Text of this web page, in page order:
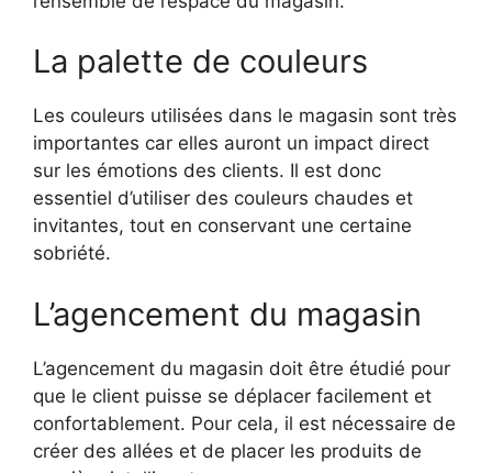
La palette de couleurs
Les couleurs utilisées dans le magasin sont très
importantes car elles auront un impact direct
sur les émotions des clients. Il est donc
essentiel d’utiliser des couleurs chaudes et
invitantes, tout en conservant une certaine
sobriété.
L’agencement du magasin
L’agencement du magasin doit être étudié pour
que le client puisse se déplacer facilement et
confortablement. Pour cela, il est nécessaire de
créer des allées et de placer les produits de